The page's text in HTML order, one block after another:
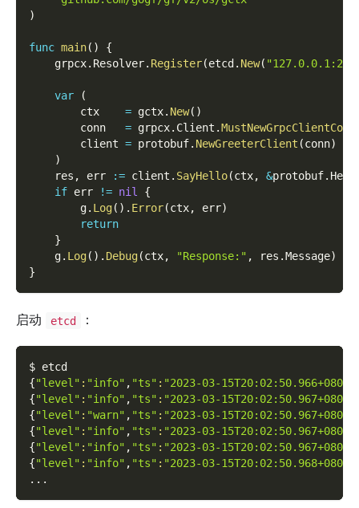
)
func main( )
{
    grpcx
. Resolver. Register(etcd . New(
var
(
        ctx
= gctx. New( )
        conn
= grpcx. Client .MustNewGrpcClientConn
        client
= protobuf. NewGreeterClient (conn)
)
    res
, err := client . SayHello(ctx, &protobuf.
if err != nil
{
        g
. Log( ) . Error(ctx, err)
return
}
    g
. Log( ) . Debug(ctx, "Response:" , res .Message)
}
启动 etcd ：
$ etcd
{"level" : "info" , "ts" : "2023-03-15T20:02:50.966+0800"
{"level" : "info" , "ts" : "2023-03-15T20:02:50.967+0800"
{"level" : "warn" , "ts" : "2023-03-15T20:02:50.967+0800"
{"level" : "info" , "ts" : "2023-03-15T20:02:50.967+0800"
{"level" : "info" , "ts" : "2023-03-15T20:02:50.967+0800"
{"level" : "info" , "ts" : "2023-03-15T20:02:50.968+0800"
.. .